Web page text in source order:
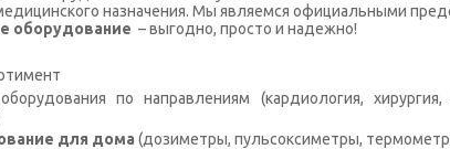
назначения. Мы являемся официальными
оборудование – выгодно, просто и надежно!
по направлениям (кардиология, хирургия,
для дома (дозиметры, пульсоксиметры,